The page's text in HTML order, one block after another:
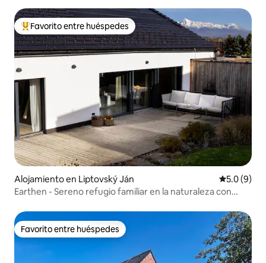
Favorito entre huéspedes preferido
Favorito entre huéspedes
Alojamiento en Liptovský Ján
5.0 (9)
Earthen - Sereno refugio familiar en la naturaleza con
Favorito entre huéspedes
Favorito entre huéspedes